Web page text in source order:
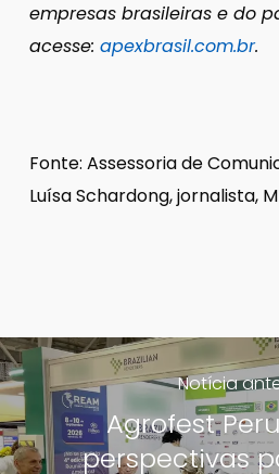
empresas brasileiras e do
acesse: apexbrasil.com.br.
Fonte: Assessoria de
Luísa Schardong, jornalista,
Notícia
Agrofest
perspectivas